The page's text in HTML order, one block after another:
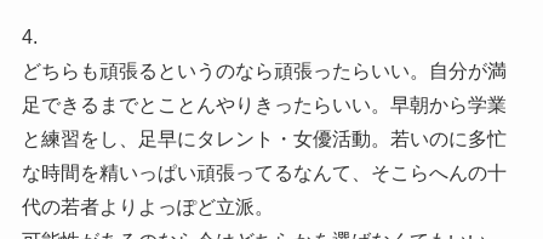
4.
どちらも頑張るというのなら頑張ったらいい。自分が満
足できるまでとことんやりきったらいい。早朝から学業
と練習をし、足早にタレント・女優活動。若いのに多忙
な時間を精いっぱい頑張ってるなんて、そこらへんの十
代の若者よりよっぽど立派。